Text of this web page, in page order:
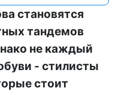
становятся
тандемов
не каждый
- стилисты
стоит